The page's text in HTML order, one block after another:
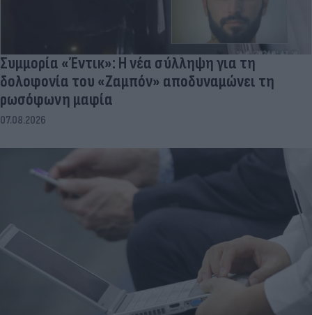
Συμμορία «Έντικ»: Η νέα σύλληψη για τη
δολοφονία του «Ζαμπόν» αποδυναμώνει τη
ρωσόφωνη μαφία
07.08.2026